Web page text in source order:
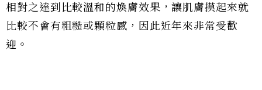
相對之達到比較溫和的煥膚效果，讓肌膚摸起來就
比較不會有粗糙或顆粒感，因此近年來非常受歡
迎。